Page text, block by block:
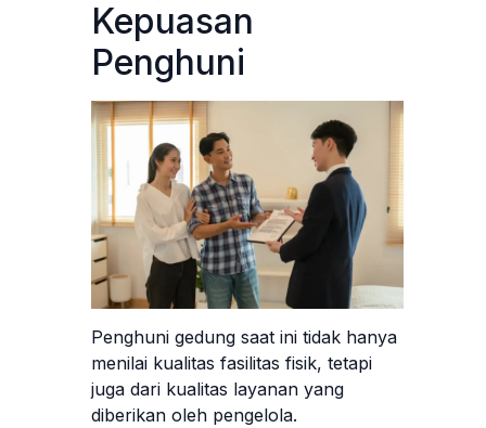
Kepuasan
Penghuni
Penghuni gedung saat ini tidak hanya
menilai kualitas fasilitas fisik, tetapi
juga dari kualitas layanan yang
diberikan oleh pengelola.